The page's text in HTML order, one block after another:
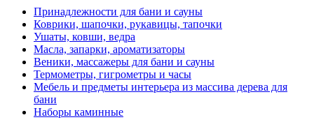
Принадлежности для бани и сауны
Коврики, шапочки, рукавицы, тапочки
Ушаты, ковши, ведра
Масла, запарки, ароматизаторы
Веники, массажеры для бани и сауны
Термометры, гигрометры и часы
Мебель и предметы интерьера из массива дерева для
бани
Наборы каминные